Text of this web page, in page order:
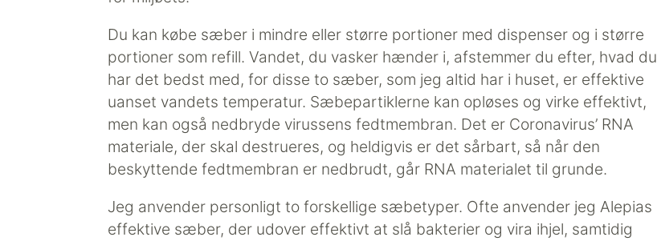
Du kan købe sæber i mindre eller større portioner med dispenser og i større
portioner som refill. Vandet, du vasker hænder i, afstemmer du efter, hvad du
har det bedst med, for disse to sæber, som jeg altid har i huset, er effektive
uanset vandets temperatur. Sæbepartiklerne kan opløses og virke effektivt,
men kan også nedbryde virussens fedtmembran. Det er Coronavirus’ RNA
materiale, der skal destrueres, og heldigvis er det sårbart, så når den
beskyttende fedtmembran er nedbrudt, går RNA materialet til grunde.
Jeg anvender personligt to forskellige sæbetyper. Ofte anvender jeg Alepias
effektive sæber, der udover effektivt at slå bakterier og vira ihjel, samtidig